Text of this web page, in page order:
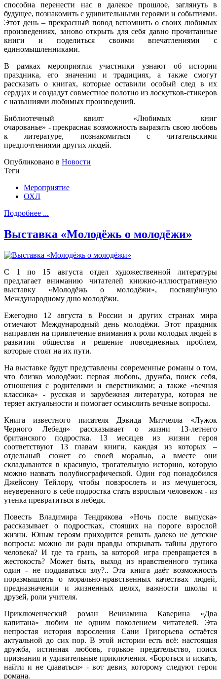
способна перенести нас в далекое прошлое, заглянуть в
будущее, познакомить с удивительными героями и событиями.
Этот день – прекрасный повод вспомнить о своих любимых
произведениях, заново открыть для себя давно прочитанные
книги и поделиться своими впечатлениями с
единомышленниками.
В рамках мероприятия участники узнают об истории
праздника, его значении и традициях, а также смогут
рассказать о книгах, которые оставили особый след в их
сердцах и создадут совместное полотно из лоскутков-стикеров
с названиями любимых произведений.
Библиотечный квилт «Любимых книг
очарованье» - прекрасная возможность выразить свою любовь
к литературе, познакомиться с читательскими
предпочтениями других людей.
Опубликовано в Новости
Теги
Мероприятие
ОХЛ
Подробнее ...
Выставка «Молодёжь о молодёжи»
С 1 по 15 августа отдел художественной литературы
предлагает вниманию читателей книжно-иллюстративную
выставку «Молодёжь о молодёжи», посвящённую
Международному дню молодёжи.
Ежегодно 12 августа в России и других странах мира
отмечают Международный день молодёжи. Этот праздник
направлен на привлечение внимания к роли молодых людей в
развитии общества и решение повседневных проблем,
которые стоят на их пути.
На выставке будут представлены современные романы о том,
что близко молодёжи: первая любовь, дружба, поиск себя,
отношения с родителями и сверстниками; а также «вечная
классика» - русская и зарубежная литература, которая не
теряет актуальности и помогает осмыслить вечные вопросы.
Книга известного писателя Дэвида Митчелла «Лужок
Черного Лебедя» рассказывает о жизни 13-летнего
британского подростка. 13 месяцев из жизни героя
соответствуют 13 главам книги, каждая из которых –
отдельный сюжет со своей моралью, а вместе они
складываются в красивую, трогательную историю, которую
можно назвать полубиографической. Один год понадобился
Джейсону Тейлору, чтобы повзрослеть и из мечущегося,
неуверенного в себе подростка стать взрослым человеком - из
утенка превратиться в лебедя.
Повесть Владимира Тендрякова «Ночь после выпуска»
рассказывает о подростках, стоящих на пороге взрослой
жизни. Юным героям приходится решать далеко не детские
вопросы: можно ли ради правды открывать тайны другого
человека? И где та грань, за которой игра превращается в
жестокость? Может быть, выход из нравственного тупика
один - не поддаваться злу?.. Эта книга даёт возможность
поразмышлять о морально-нравственных качествах людей,
предназначении и жизненных целях, важности школы и
друзей, роли учителя.
Приключенческий роман Вениамина Каверина «Два
капитана» любим не одним поколением читателей. Эта
непростая история взросления Сани Григорьева остаётся
актуальной до сих пор. В этой истории есть всё: настоящая
дружба, истинная любовь, горькое предательство, поиск
признания и удивительные приключения. «Бороться и искать,
найти и не сдаваться» - вот девиз, которому следуют герои
романа.